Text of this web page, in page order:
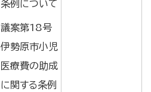
条例について
議案第18号
伊勢原市小児
医療費の助成
に関する条例